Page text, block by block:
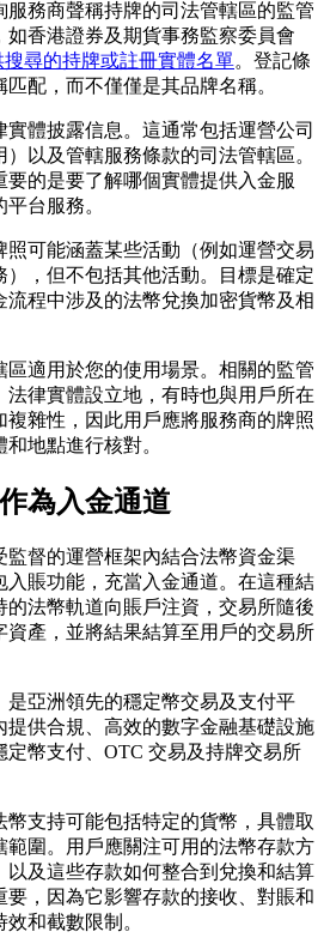
務商聲稱持牌的司法管轄區的監管
香港證券及期貨事務監察委員會
搜尋的持牌或註冊實體名單。登記條
配，而不僅僅是其品牌名稱。
體披露信息。這通常包括運營公司
以及管轄服務條款的司法管轄區。
的是要了解哪個實體提供入金服
台服務。
可能涵蓋某些活動（例如運營交易
，但不包括其他活動。目標是確定
程中涉及的法幣兌換加密貨幣及相
適用於您的使用場景。相關的監管
律實體設立地，有時也與用戶所在
雜性，因此用戶應將服務商的牌照
地點進行核對。
為入金通道
監督的運營框架內結合法幣資金渠
入賬功能，充當入金通道。在這種結
法幣軌道向賬戶注資，交易所隨後
資產，並將結果結算至用戶的交易所
是亞洲領先的穩定幣交易及支付平
提供合規、高效的數字金融基礎設施
定幣支付、OTC 交易及持牌交易所
支持可能包括特定的貨幣，具體取
範圍。用戶應關注可用的法幣存款方
以及這些存款如何整合到兌換和結算
，因為它影響存款的接收、對賬和
和截數限制。